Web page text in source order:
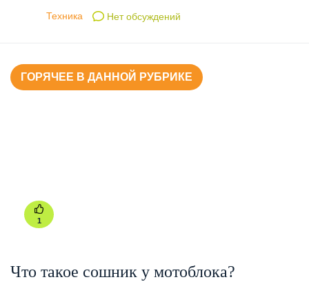
Техника Нет обсуждений
ГОРЯЧЕЕ В ДАННОЙ РУБРИКЕ
1
Что такое сошник у мотоблока?